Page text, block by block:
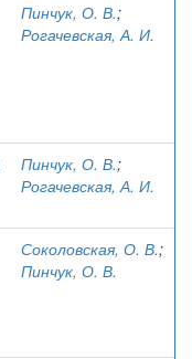
Пинчук, О. В.;
Рогачевская, А. И.
Пинчук, О. В.;
Рогачевская, А. И.
Соколовская, О. В.;
Пинчук, О. В.